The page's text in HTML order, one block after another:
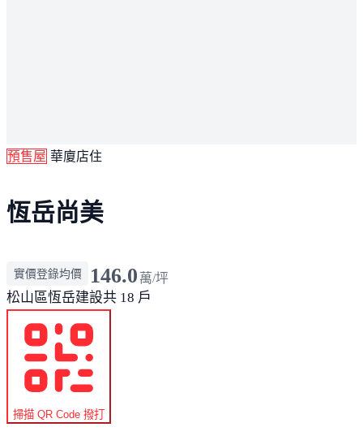
預售屋 華廈店住
恆岳尚美
實價登錄均價 146.0 萬/坪
松山區恆岳建設共 18 戶
掃描 QR Code 撥打